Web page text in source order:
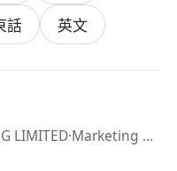
話
交際能力
考慮
話 英文
LIMITED·Marketing Manager